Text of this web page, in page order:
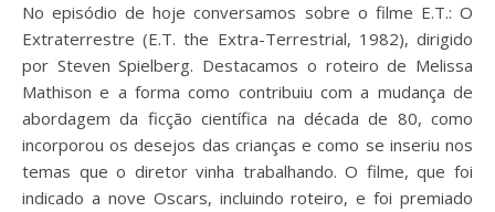
No episódio de hoje conversamos sobre o filme E.T.: O
Extraterrestre (E.T. the Extra-Terrestrial, 1982), dirigido
por Steven Spielberg. Destacamos o roteiro de Melissa
Mathison e a forma como contribuiu com a mudança de
abordagem da ficção científica na década de 80, como
incorporou os desejos das crianças e como se inseriu nos
temas que o diretor vinha trabalhando. O filme, que foi
indicado a nove Oscars, incluindo roteiro, e foi premiado